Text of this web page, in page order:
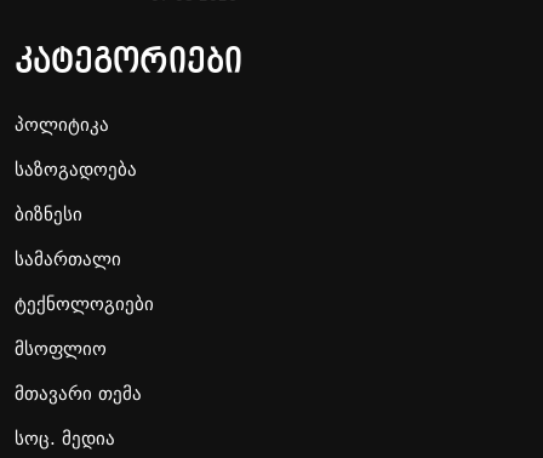
კატეგორიები
პოლიტიკა
საზოგადოება
ბიზნესი
სამართალი
ტექნოლოგიები
მსოფლიო
მთავარი თემა
სოც. მედია